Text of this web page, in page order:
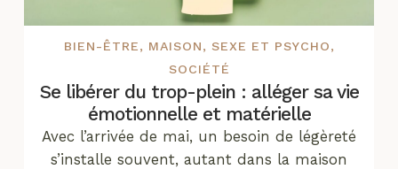
BIEN-ÊTRE, MAISON, SEXE ET PSYCHO,
SOCIÉTÉ
Se libérer du trop-plein : alléger sa vie
émotionnelle et matérielle
Avec l’arrivée de mai, un besoin de légèreté
s’installe souvent, autant dans la maison